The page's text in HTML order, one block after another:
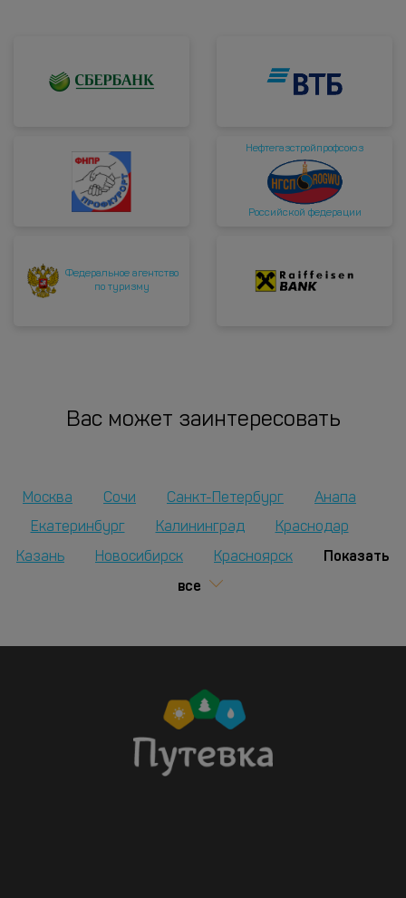
Нефтегазстройпрофсоюз
Российской федерации
Федеральное агентство
по туризму
Вас может заинтересовать
Москва Сочи Санкт-Петербург
Анапа
Екатеринбург
Калининград Краснодар
Казань Новосибирск Красноярск
Показать
все